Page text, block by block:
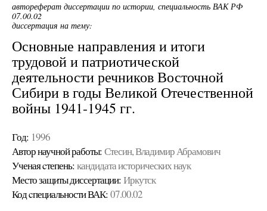
автореферат диссертации по истории, специальность ВАК РФ
07.00.02
диссертация на тему:
Основные направления и итоги
трудовой и патриотической
деятельности речников Восточной
Сибири в годы Великой Отечественной
войны 1941-1945 гг.
Год: 1996
Автор научной работы: Стесин, Владимир Абрамович
Ученая cтепень: кандидата исторических наук
Место защиты диссертации: Иркутск
Код cпециальности ВАК: 07.00.02